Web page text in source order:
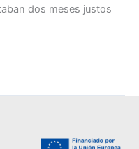
dos meses justos